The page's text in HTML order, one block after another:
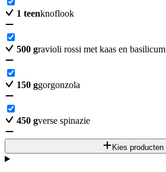
1 teenknoflook
500 gravioli rossi met kaas en basilicum
150 ggorgonzola
450 gverse spinazie
Kies producten